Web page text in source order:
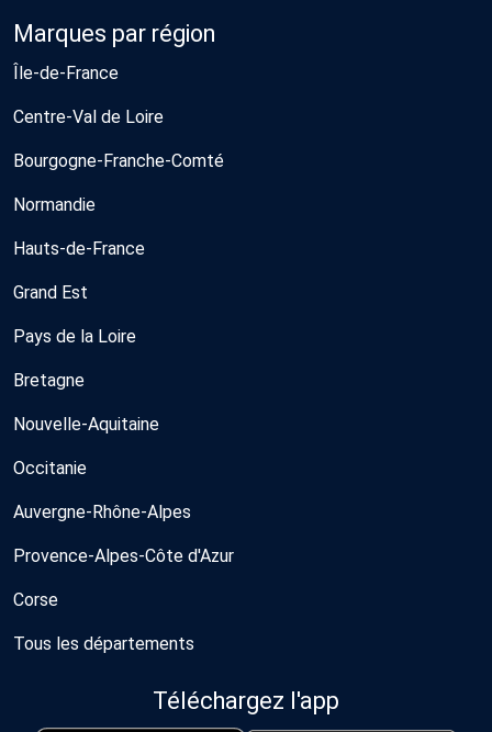
Marques par région
Île-de-France
Centre-Val de Loire
Bourgogne-Franche-Comté
Normandie
Hauts-de-France
Grand Est
Pays de la Loire
Bretagne
Nouvelle-Aquitaine
Occitanie
Auvergne-Rhône-Alpes
Provence-Alpes-Côte d'Azur
Corse
Tous les départements
Téléchargez l'app